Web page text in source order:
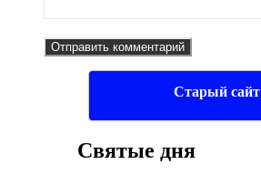
Старый сайт
Святые дня